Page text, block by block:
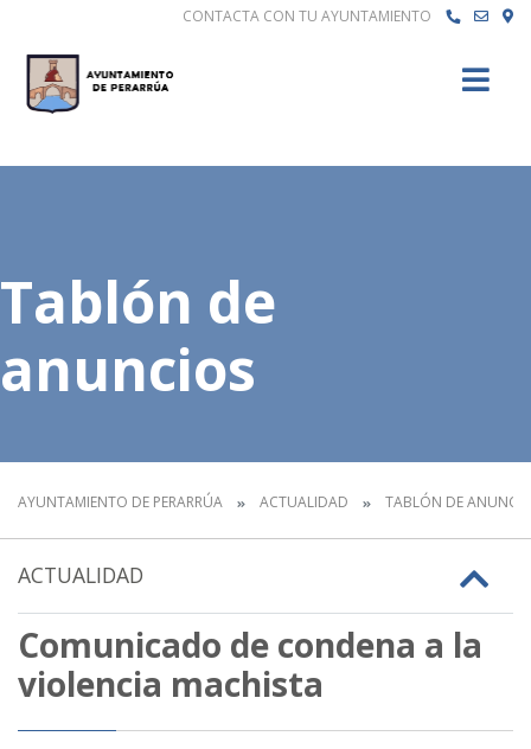
CONTACTA CON TU AYUNTAMIENTO
Tablón de
anuncios
AYUNTAMIENTO DE PERARRÚA ACTUALIDAD TABLÓN DE
ACTUALIDAD
Comunicado de condena a la
violencia machista